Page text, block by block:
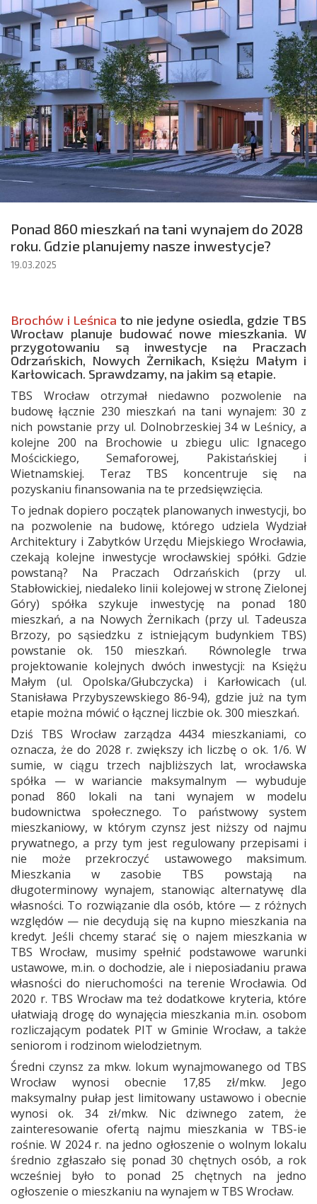
Ponad 860 mieszkań na tani wynajem do 2028
roku. Gdzie planujemy nasze inwestycje?
19.03.2025
Brochów i Leśnica to nie jedyne osiedla, gdzie TBS
Wrocław planuje budować nowe mieszkania. W
przygotowaniu są inwestycje na Praczach
Odrzańskich, Nowych Żernikach, Księżu Małym i
Karłowicach. Sprawdzamy, na jakim są etapie.
TBS Wrocław otrzymał niedawno pozwolenie na
budowę łącznie 230 mieszkań na tani wynajem: 30 z
nich powstanie przy ul. Dolnobrzeskiej 34 w Leśnicy, a
kolejne 200 na Brochowie u zbiegu ulic: Ignacego
Mościckiego, Semaforowej, Pakistańskiej i
Wietnamskiej. Teraz TBS koncentruje się na
pozyskaniu finansowania na te przedsięwzięcia.
To jednak dopiero początek planowanych inwestycji, bo
na pozwolenie na budowę, którego udziela Wydział
Architektury i Zabytków Urzędu Miejskiego Wrocławia,
czekają kolejne inwestycje wrocławskiej spółki. Gdzie
powstaną? Na Praczach Odrzańskich (przy ul.
Stabłowickiej, niedaleko linii kolejowej w stronę Zielonej
Góry) spółka szykuje inwestycję na ponad 180
mieszkań, a na Nowych Żernikach (przy ul. Tadeusza
Brzozy, po sąsiedzku z istniejącym budynkiem TBS)
powstanie ok. 150 mieszkań. Równolegle trwa
projektowanie kolejnych dwóch inwestycji: na Księżu
Małym (ul. Opolska/Głubczycka) i Karłowicach (ul.
Stanisława Przybyszewskiego 86-94), gdzie już na tym
etapie można mówić o łącznej liczbie ok. 300 mieszkań.
Dziś TBS Wrocław zarządza 4434 mieszkaniami, co
oznacza, że do 2028 r. zwiększy ich liczbę o ok. 1/6. W
sumie, w ciągu trzech najbliższych lat, wrocławska
spółka — w wariancie maksymalnym — wybuduje
ponad 860 lokali na tani wynajem w modelu
budownictwa społecznego. To państwowy system
mieszkaniowy, w którym czynsz jest niższy od najmu
prywatnego, a przy tym jest regulowany przepisami i
nie może przekroczyć ustawowego maksimum.
Mieszkania w zasobie TBS powstają na
długoterminowy wynajem, stanowiąc alternatywę dla
własności. To rozwiązanie dla osób, które — z różnych
względów — nie decydują się na kupno mieszkania na
kredyt. Jeśli chcemy starać się o najem mieszkania w
TBS Wrocław, musimy spełnić podstawowe warunki
ustawowe, m.in. o dochodzie, ale i nieposiadaniu prawa
własności do nieruchomości na terenie Wrocławia. Od
2020 r. TBS Wrocław ma też dodatkowe kryteria, które
ułatwiają drogę do wynajęcia mieszkania m.in. osobom
rozliczającym podatek PIT w Gminie Wrocław, a także
seniorom i rodzinom wielodzietnym.
Średni czynsz za mkw. lokum wynajmowanego od TBS
Wrocław wynosi obecnie 17,85 zł/mkw. Jego
maksymalny pułap jest limitowany ustawowo i obecnie
wynosi ok. 34 zł/mkw. Nic dziwnego zatem, że
zainteresowanie ofertą najmu mieszkania w TBS-ie
rośnie. W 2024 r. na jedno ogłoszenie o wolnym lokalu
średnio zgłaszało się ponad 30 chętnych osób, a rok
wcześniej było to ponad 25 chętnych na jedno
ogłoszenie o mieszkaniu na wynajem w TBS Wrocław.